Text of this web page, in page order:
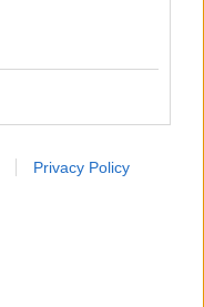
Privacy Policy